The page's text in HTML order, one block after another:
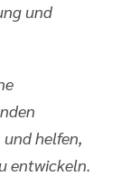
und
helfen,
entwickeln.